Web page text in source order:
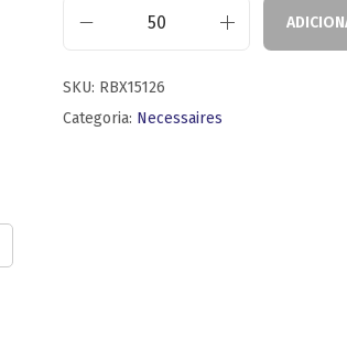
SKU: RBX15126
Categoria: Necessaires